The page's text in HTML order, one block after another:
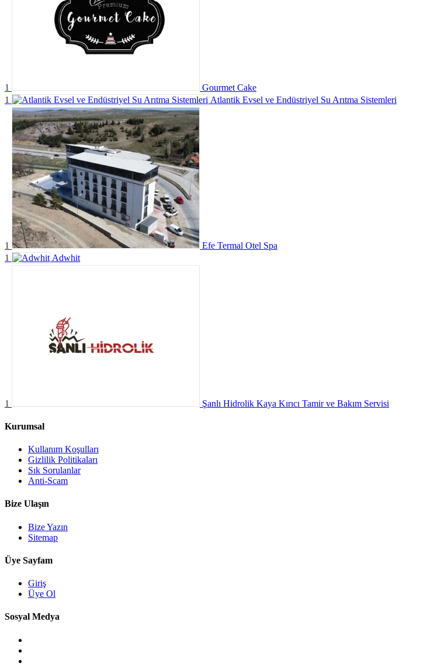
1
Gourmet Cake
1
Atlantik Evsel ve Endüstriyel Su Arıtma Sistemleri
1
Efe Termal Otel Spa
1
Adwhit
1 Şanlı Hidrolik Kaya Kırıcı Tamir ve Bakım Servisi
Kurumsal
Kullanım Koşulları
Gizlilik Politikaları
Sık Sorulanlar
Anti-Scam
Bize Ulaşın
Bize Yazın
Sitemap
Üye Sayfam
Giriş
Üye Ol
Sosyal Medya